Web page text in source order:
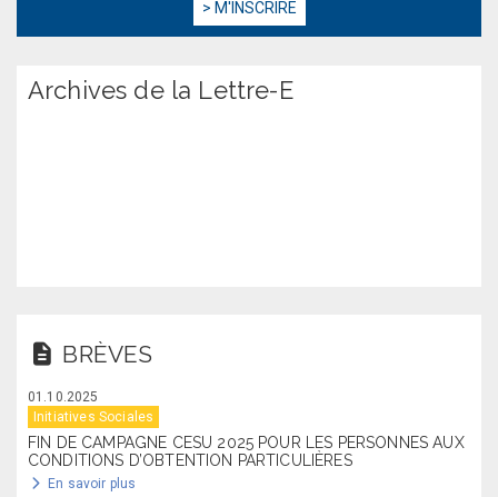
Archives de la Lettre-E
BRÈVES
01.10.2025
Initiatives Sociales
FIN DE CAMPAGNE CESU 2025 POUR LES PERSONNES AUX
CONDITIONS D’OBTENTION PARTICULIÈRES
En savoir plus